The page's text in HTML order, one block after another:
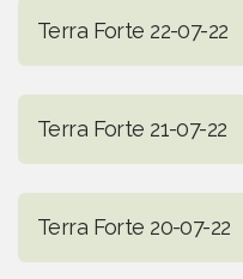
Terra Forte 22-07-22
Terra Forte 21-07-22
Terra Forte 20-07-22